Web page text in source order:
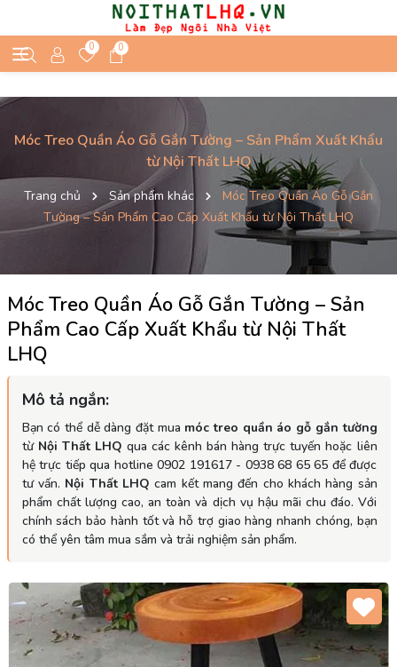
0 0
Móc Treo Quần Áo Gỗ Gắn Tường – Sản Phẩm Xuất Khẩu
từ Nội Thất LHQ
Trang chủ Sản phẩm khác
Móc Treo Quần Áo Gỗ Gắn
Tường – Sản Phẩm Cao Cấp Xuất Khẩu từ Nội Thất LHQ
Móc Treo Quần Áo Gỗ Gắn Tường – Sản
Phẩm Cao Cấp Xuất Khẩu từ Nội Thất
LHQ
Mô tả ngắn:
Bạn có thể dễ dàng đặt mua móc treo quần áo gỗ gắn tường
từ Nội Thất LHQ qua các kênh bán hàng trực tuyến hoặc liên
hệ trực tiếp qua hotline 0902 191617 - 0938 68 65 65 để được
tư vấn. Nội Thất LHQ cam kết mang đến cho khách hàng sản
phẩm chất lượng cao, an toàn và dịch vụ hậu mãi chu đáo. Với
chính sách bảo hành tốt và hỗ trợ giao hàng nhanh chóng, bạn
có thể yên tâm mua sắm và trải nghiệm sản phẩm.